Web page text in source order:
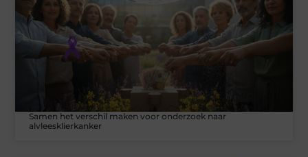
Samen het verschil maken voor onderzoek naar
alvleesklierkanker